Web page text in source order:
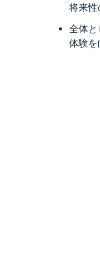
将来
全体
体験